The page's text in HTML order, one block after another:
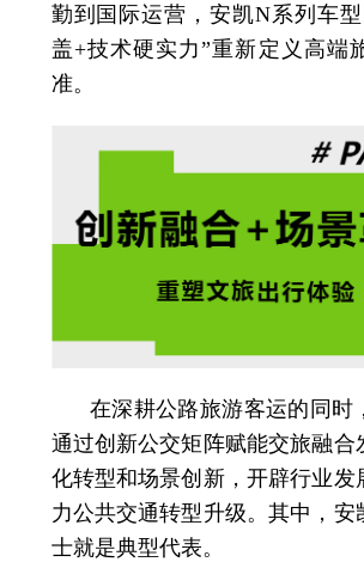
勤到国际运营，安凯N系列车
盖+技术硬实力”重新定义高端
准。
在深耕公路旅游客运的同时
通过创新公交矩阵赋能交旅融合
化转型和场景创新，开辟行业发
力公共交通转型升级。其中，安
士就是典型代表。